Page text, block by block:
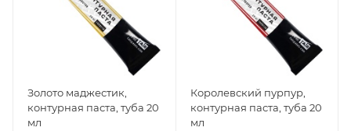
Золото маджестик,
контурная паста, туба 20
мл
Королевский пурпур,
контурная паста, туба 20
мл